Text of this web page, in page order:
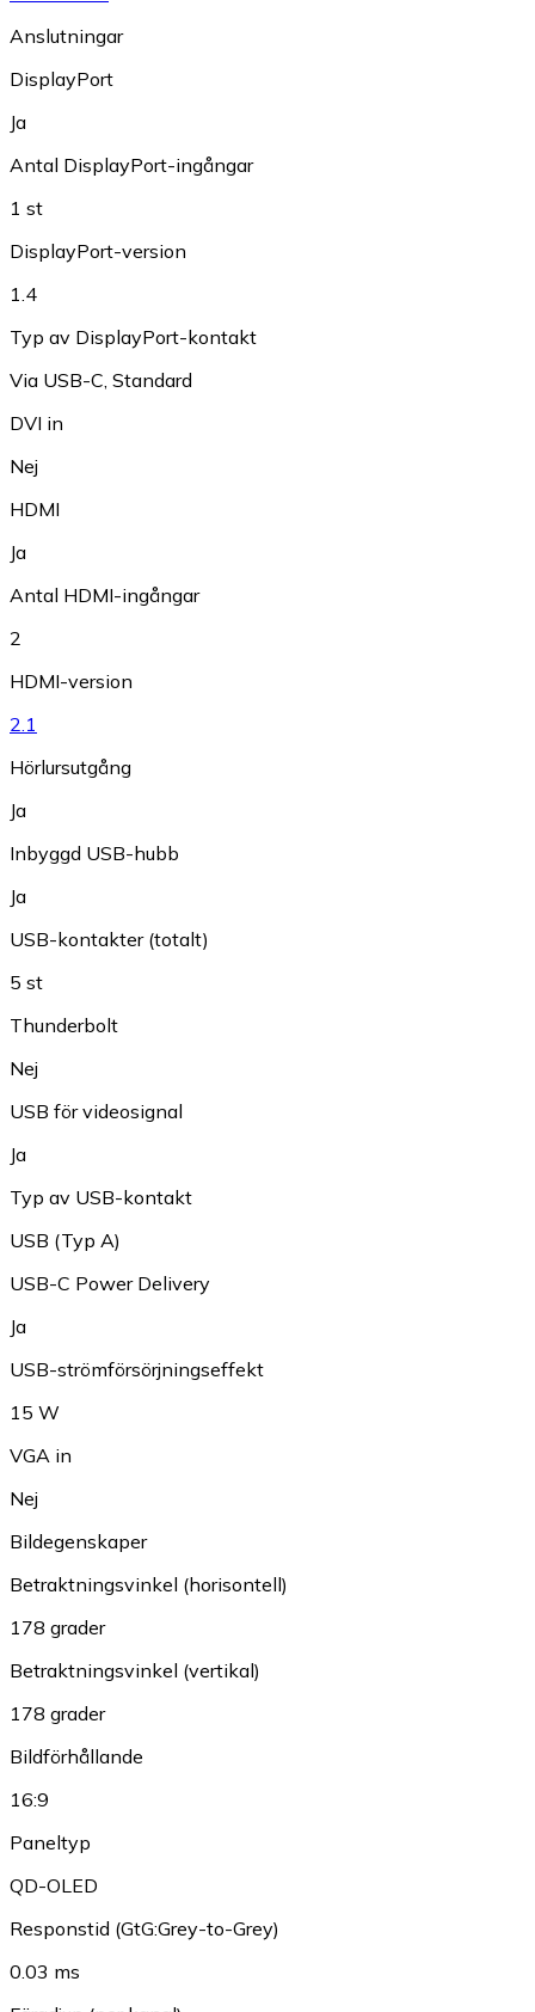
Anslutningar
DisplayPort
Ja
Antal DisplayPort-ingångar
1 st
DisplayPort-version
1.4
Typ av DisplayPort-kontakt
Via USB-C Standard
DVI in
Nej
HDMI
Ja
Antal HDMI-ingångar
2
HDMI-version
2.1
Hörlursutgång
Ja
Inbyggd USB-hubb
Ja
USB-kontakter (totalt)
5 st
Thunderbolt
Nej
USB för videosignal
Ja
Typ av USB-kontakt
USB (Typ A)
USB-C Power Delivery
Ja
USB-strömförsörjningseffekt
15 W
VGA in
Nej
Bildegenskaper
Betraktningsvinkel (horisontell)
178 grader
Betraktningsvinkel (vertikal)
178 grader
Bildförhållande
16:9
Paneltyp
QD-OLED
Responstid (GtG:Grey-to-Grey)
0.03 ms